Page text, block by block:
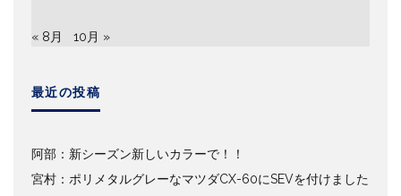
« 8月 10月 »
最近の投稿
阿部：新シーズン新しいカラーで！！
宮村：ポリメタルグレーなマツダCX-60にSEVを付けました